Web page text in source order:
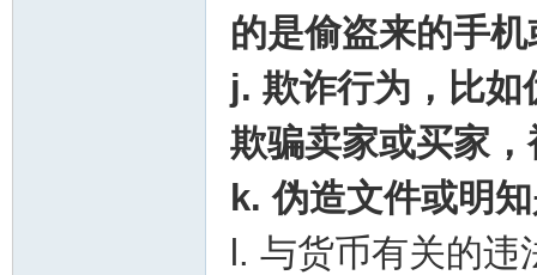
的是偷盗来的手
j. 欺诈行为，比如
欺骗卖家或买家
k. 伪造文件或明
l. 与货币有关的